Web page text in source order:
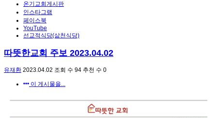
온기교회게시판
인스타그램
페이스북
YouTube
선교적식당(삶천식당)
따뜻한교회 주보 2023.04.02
유재환 2023.04.02 조회 수 94 추천 수 0
이 게시물을...